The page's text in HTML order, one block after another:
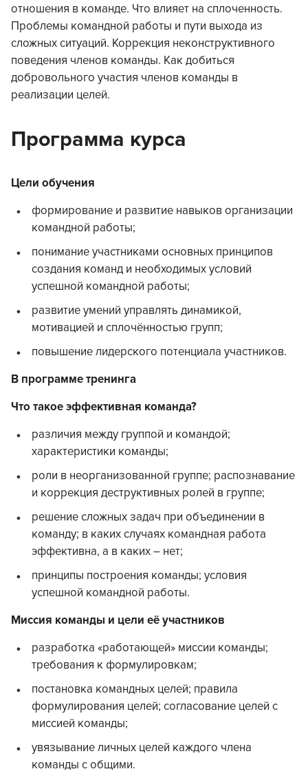
отношения в команде. Что влияет на сплоченность.
Проблемы командной работы и пути выхода из
сложных ситуаций. Коррекция неконструктивного
поведения членов команды. Как добиться
добровольного участия членов команды в
реализации целей.
Программа курса
Цели обучения
формирование и развитие навыков организации
командной работы;
понимание участниками основных принципов
создания команд и необходимых условий
успешной командной работы;
развитие умений управлять динамикой,
мотивацией и сплочённостью групп;
повышение лидерского потенциала участников.
В программе тренинга
Что такое эффективная команда?
различия между группой и командой;
характеристики команды;
роли в неорганизованной группе; распознавание
и коррекция деструктивных ролей в группе;
решение сложных задач при объединении в
команду; в каких случаях командная работа
эффективна, а в каких – нет;
принципы построения команды; условия
успешной командной работы.
Миссия команды и цели её участников
разработка «работающей» миссии команды;
требования к формулировкам;
постановка командных целей; правила
формулирования целей; согласование целей с
миссией команды;
увязывание личных целей каждого члена
команды с общими.